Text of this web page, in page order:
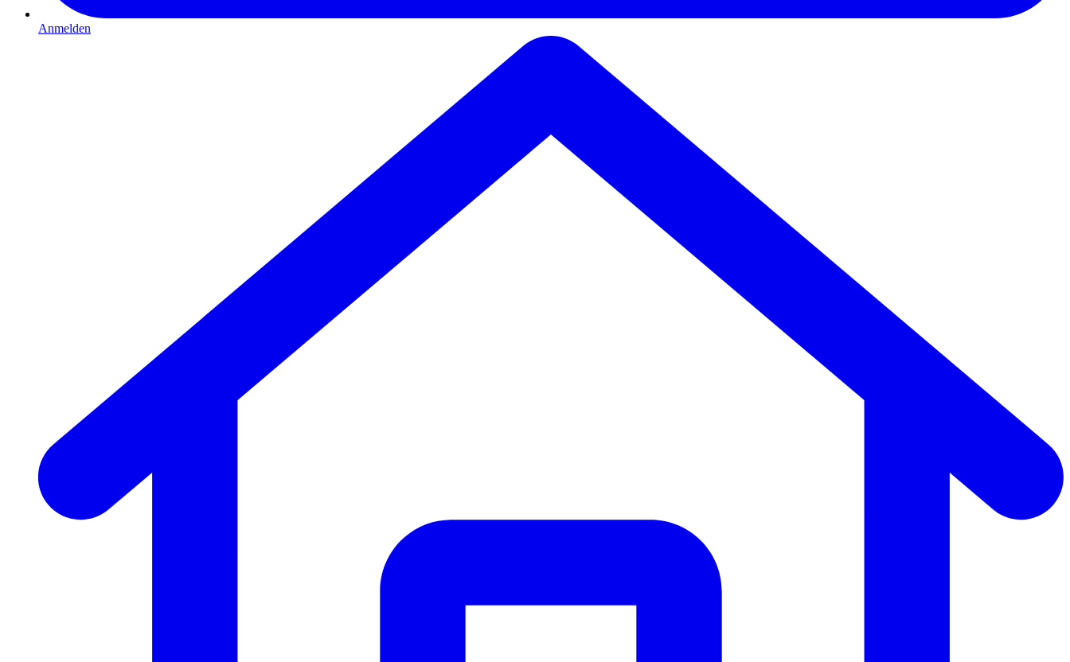
Anmelden